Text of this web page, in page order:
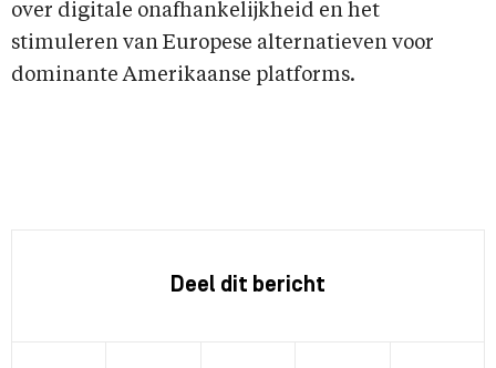
over digitale onafhankelijkheid en het
stimuleren van Europese alternatieven voor
dominante Amerikaanse platforms.
Deel dit bericht